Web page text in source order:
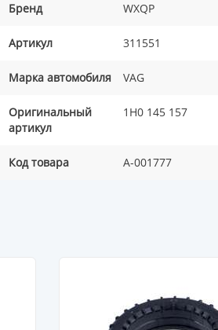
Бренд WXQP
Артикул 311551
Марка автомобиля VAG
Оригинальный
артикул
1H0 145 157
Код товара A-001777